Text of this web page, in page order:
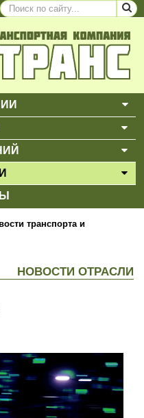
транспорта и
НОВОСТИ ОТРАСЛИ